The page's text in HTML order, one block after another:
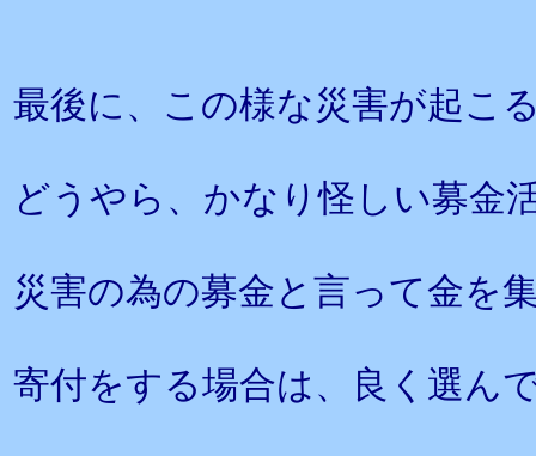
最後に、この様な災害が起こ
どうやら、かなり怪しい募金
災害の為の募金と言って金を
寄付をする場合は、良く選ん